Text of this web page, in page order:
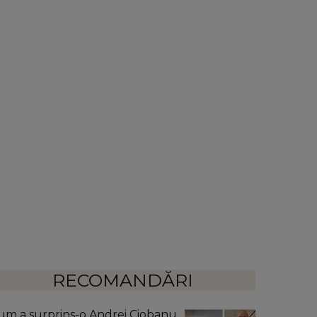
RECOMANDĂRI